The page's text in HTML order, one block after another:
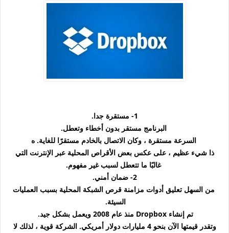
1- مستقرة جدا.
البرنامج مستقر بدون أخطاء وتعطل.
السرعة مستقرة ، وكان الاتصال بالخادم مستقرًا للغاية. ه
ذا شيء عظيم ، على عكس بعض الأقراص المحلية عبر الإنترنت التي
غالبًا ما تتعطل لسبب غير مفهوم.
2- ضمان أمني.
من السهل تعليق أدوات مزامنة قرص الشبكة المحلية بسبب العمليات
السيئة.
تم إنشاء Dropbox منذ عام 2008 ويعمل بشكل جيد.
وتقدر قيمتها الآن بنحو 4 مليارات دولار أمريكي. الشركة قوية ، لذلك لا